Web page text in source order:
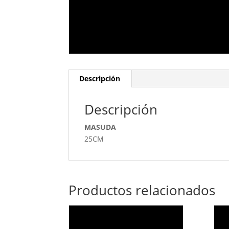
Descripción
Descripción
MASUDA
25CM
Productos relacionados